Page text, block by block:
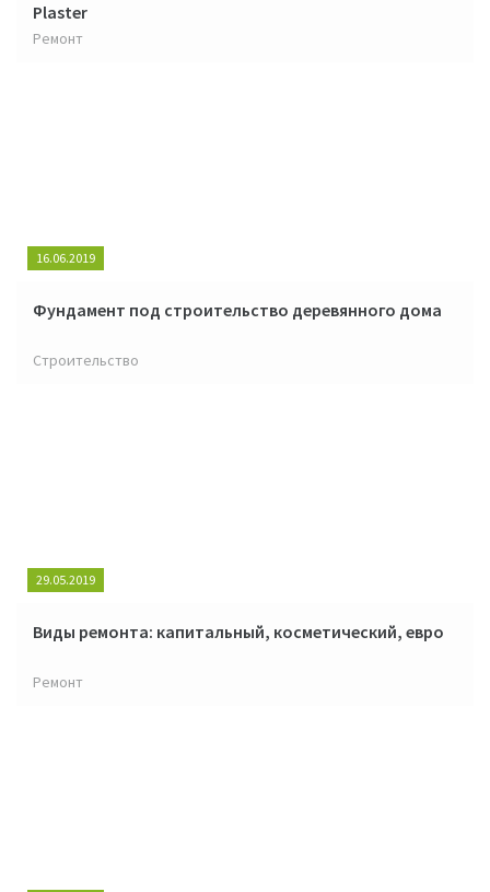
Plaster
Ремонт
16.06.2019
Фундамент под строительство деревянного дома
Строительство
29.05.2019
Виды ремонта: капитальный, косметический, евро
Ремонт